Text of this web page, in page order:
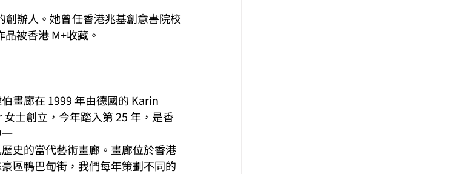
辦人。她曾任香港兆基創意書院校
被香港 M+收藏。
畫廊在 1999 年由德國的 Karin
女士創立，今年踏入第 25 年，是香
史的當代藝術畫廊。畫廊位於香港
區鴨巴甸街，我們每年策劃不同的